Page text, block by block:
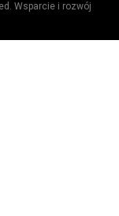
Wsparcie i rozwój